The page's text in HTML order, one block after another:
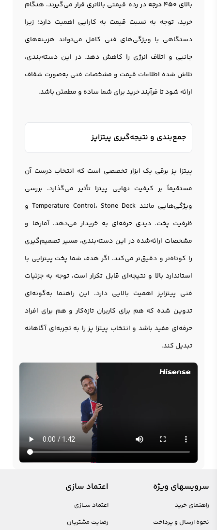
بالای ۴۵۰ درجه
در رده قیمتی بالاتری قرار می‌گیرند. هنگام
خرید، توجه به نسبت قیمت به کارایی اهمیت دارد؛ زیرا
دستگاهی با ویژگی‌های فنی کامل می‌تواند هزینه‌های
جانبی و اتلاف انرژی را کاهش دهد. در این دسته‌بندی،
تلاش شده اطلاعات قیمت و مشخصات فنی به‌صورت شفاف
ارائه شود تا فرآیند خرید برای شما ساده و مطمئن باشد.
جمع‌بندی و نتیجه‌گیری پیتزاپز
پیتزا پز برقی یک ابزار تخصصی است که انتخاب درست آن
مستقیماً بر کیفیت نهایی پیتزا تأثیر می‌گذارد. بررسی
ویژگی‌هایی مانند Temperature Control، Stone Deck و
ظرفیت پخت، دیدی حرفه‌ای به خریدار می‌دهد. آمارها و
مشخصات ارائه‌شده در این دسته‌بندی، مسیر تصمیم‌گیری
را کوتاه‌تر و دقیق‌تر می‌کند. اگر هدف شما پخت پیتزایی با
استاندارد بالا و نتیجه‌ای قابل تکرار است، توجه به جزئیات
فنی پیتزاپز اهمیت بالایی دارد. این راهنما به‌گونه‌ای
تدوین شده که هم برای کاربران تازه‌کار و هم برای افراد
حرفه‌ای مفید باشد و انتخاب پيتزا پز را به تجربه‌ای آگاهانه
تبدیل کند.
سرویسهای ویژه
راهنمای خرید
نحوه ارسال و پرداخت
اعتماد سازی
اعتماد ســازی
رضایت مشتریان